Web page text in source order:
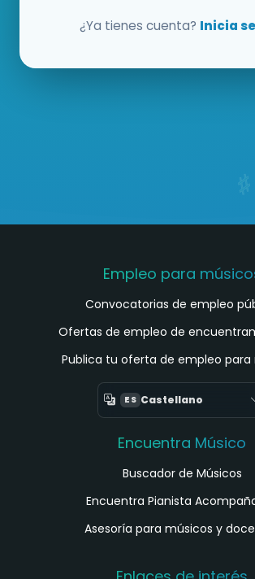
¿Ya tienes cuenta? Inicia
Empleo para
Convocatorias de empleo
Ofertas de empleo de
Publica tu oferta de empleo para
ES Castellano
Encuentra Músico
Buscador de Músicos
Encuentra Pianista
Asesoría para músicos y